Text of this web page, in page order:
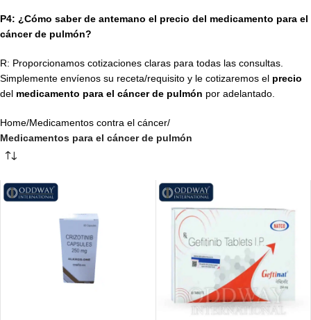
P4: ¿Cómo saber de antemano el precio del medicamento para el
cáncer de pulmón?
R: Proporcionamos cotizaciones claras para todas las consultas.
Simplemente envíenos su receta/requisito y le cotizaremos el precio
del medicamento para el cáncer de pulmón por adelantado.
Home/Medicamentos contra el cáncer/
Medicamentos para el cáncer de pulmón